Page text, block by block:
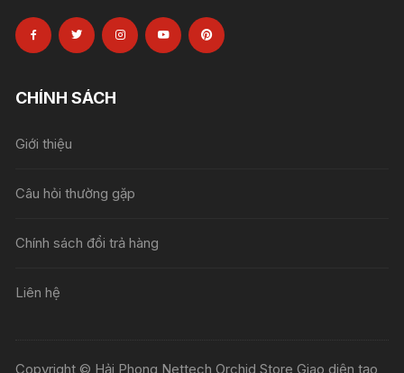
CHÍNH SÁCH
Giới thiệu
Câu hỏi thường gặp
Chính sách đổi trả hàng
Liên hệ
Copyright © Hải Phong Nettech Orchid Store Giao diện tạo